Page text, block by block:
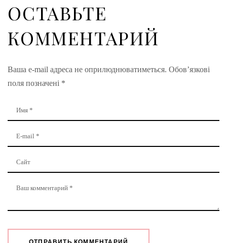
ОСТАВЬТЕ
КОММЕНТАРИЙ
Ваша e-mail адреса не оприлюднюватиметься. Обов’язкові
поля позначені *